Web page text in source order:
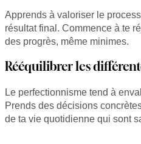
Apprends à valoriser le
résultat final. Commence à te
des progrès, même minimes.
Rééquilibrer les
Le perfectionnisme tend à
Prends des décisions
de ta vie quotidienne qui sont